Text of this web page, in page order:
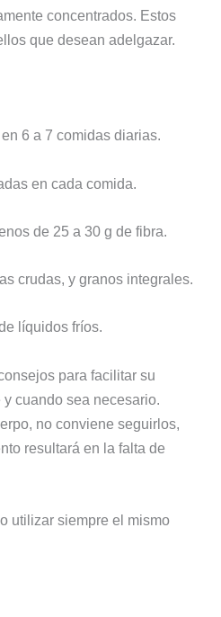
concentrados. Estos
que desean adelgazar.
6 a 7 comidas diarias.
en cada comida.
de 25 a 30 g de fibra.
crudas, y granos integrales.
líquidos fríos.
para facilitar su
cuando sea necesario.
no conviene seguirlos,
resultará en la falta de
utilizar siempre el mismo